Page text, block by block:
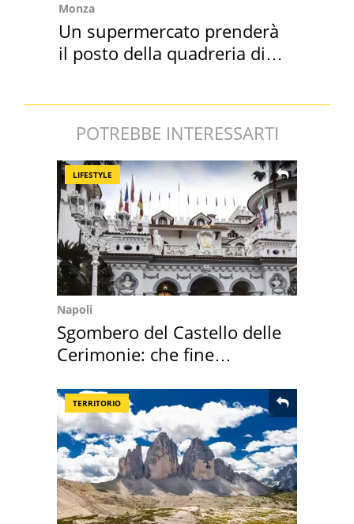
Monza
Un supermercato prenderà
il posto della quadreria di
POTREBBE INTERESSARTI
LIFESTYLE
Napoli
Sgombero del Castello delle
Cerimonie: che fine
TERRITORIO